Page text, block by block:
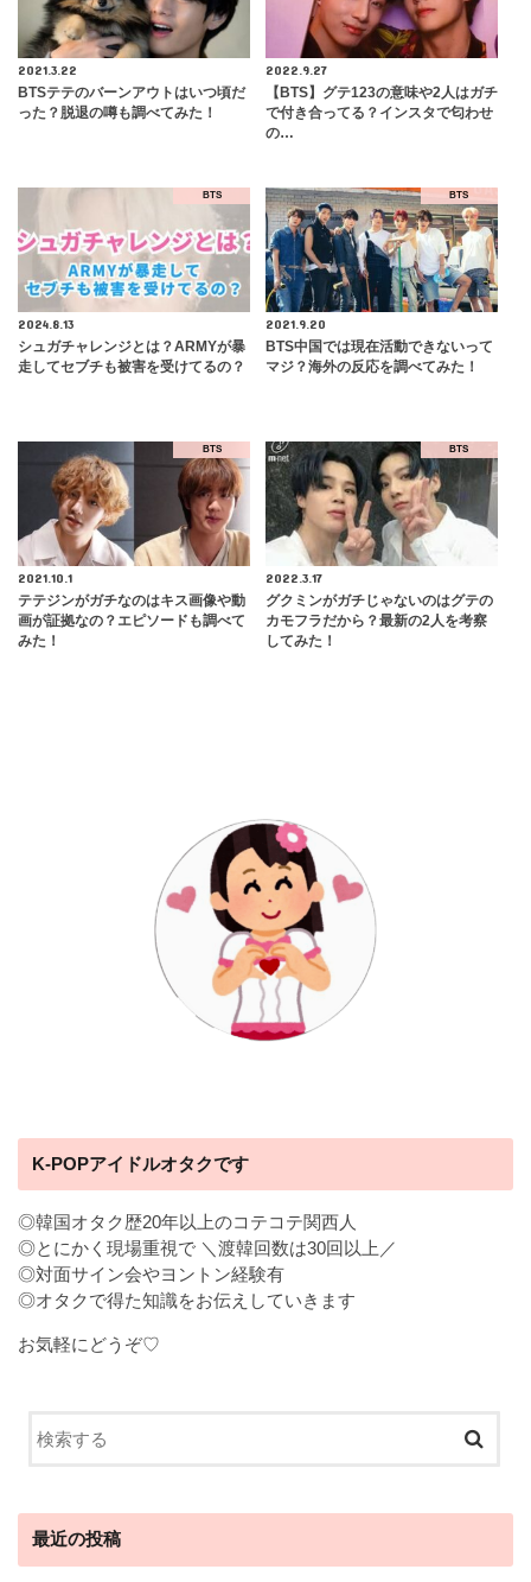
2021.3.22
BTSテテのバーンアウトはいつ頃だ
った？脱退の噂も調べてみた！
2022.9.27
【BTS】グテ123の意味や2人はガチ
で付き合ってる？インスタで匂わせ
の…
BTS
2024.8.13
シュガチャレンジとは？ARMYが暴
走してセブチも被害を受けてるの？
BTS
2021.9.20
BTS中国では現在活動できないって
マジ？海外の反応を調べてみた！
BTS
2021.10.1
テテジンがガチなのはキス画像や動
画が証拠なの？エピソードも調べて
みた！
BTS
2022.3.17
グクミンがガチじゃないのはグテの
カモフラだから？最新の2人を考察
してみた！
K-POPアイドルオタクです
◎韓国オタク歴20年以上のコテコテ関西人
◎とにかく現場重視で ＼渡韓回数は30回以上／
◎対面サイン会やヨントン経験有
◎オタクで得た知識をお伝えしていきます
お気軽にどうぞ♡
最近の投稿